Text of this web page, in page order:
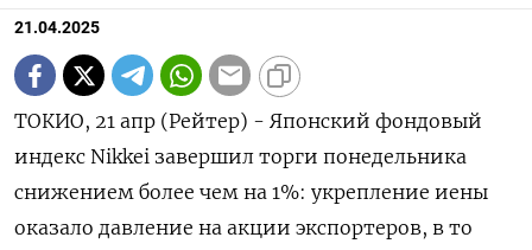
21.04.2025
ТОКИО, 21 апр (Рейтер) - Японский фондовый
индекс Nikkei завершил торги понедельника
снижением более чем на 1%: укрепление иены
оказало давление на акции экспортеров, в то